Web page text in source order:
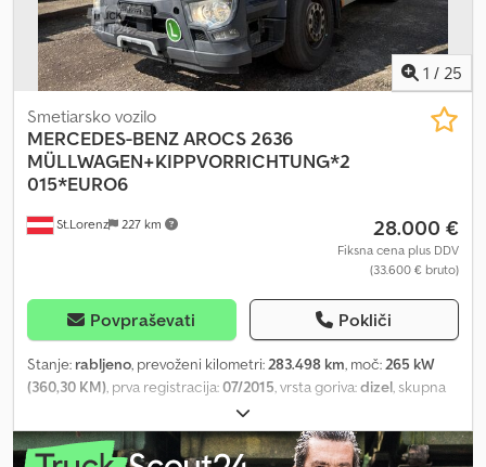
1 / 25
St.Lorenz 227 km
Smetiarsko vozilo
MERCEDES-BENZAROCS 2636
MÜLLWAGEN+KIPPVORRICHTUNG*2
015*EURO6
28.000 €
Fiksna cena plus DDV
(33.600 € bruto)
Povpraševati Pokliči
Stanje: rabljeno, prevoženi kilometri:283.498 km, moč:265 kW
(360,30 KM), prva registracija:07/2015, vrsta goriva:dizel, skupna
, konfiguracija osi:
07/2026, barva:bela, vrsta prenosa:samodejen, emisijski razred:
Euro 6
, Leto izdelave: 2015, Oprema:ABS, klimatska naprava,